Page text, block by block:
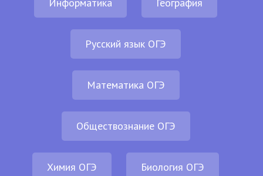
Русский язык ОГЭ
Математика ОГЭ
Обществознание ОГЭ
Химия ОГЭ Биология ОГЭ